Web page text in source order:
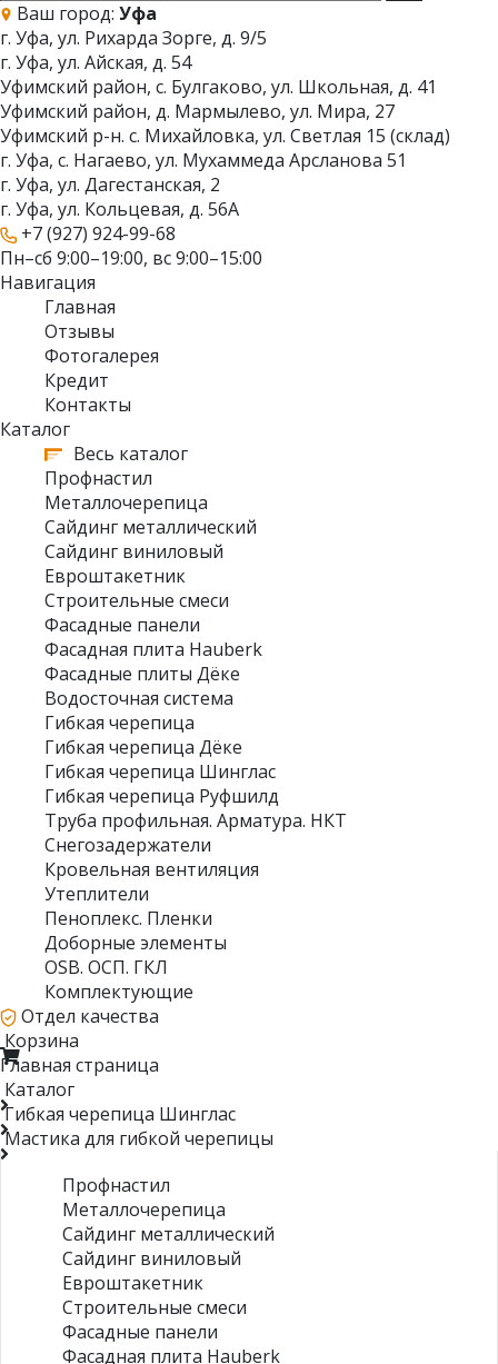
Ваш город: Уфа
г. Уфа, ул. Рихарда Зорге, д. 9/5
г. Уфа, ул. Айская, д. 54
Уфимский район, с. Булгаково, ул. Школьная, д. 41
Уфимский район, д. Мармылево, ул. Мира, 27
Уфимский р-н. с. Михайловка, ул. Светлая 15 (склад)
г. Уфа, с. Нагаево, ул. Мухаммеда Арсланова 51
г. Уфа, ул. Дагестанская, 2
г. Уфа, ул. Кольцевая, д. 56А
+7 (927) 924-99-68
Пн–сб 9:00–19:00, вс 9:00–15:00
Навигация
Главная
Отзывы
Фотогалерея
Кредит
Контакты
Каталог
Весь каталог
Профнастил
Металлочерепица
Сайдинг металлический
Сайдинг виниловый
Евроштакетник
Строительные смеси
Фасадные панели
Фасадная плита Hauberk
Фасадные плиты Дёке
Водосточная система
Гибкая черепица
Гибкая черепица Дёке
Гибкая черепица Шинглас
Гибкая черепица Руфшилд
Труба профильная. Арматура. НКТ
Снегозадержатели
Кровельная вентиляция
Утеплители
Пеноплекс. Пленки
Доборные элементы
OSB. ОСП. ГКЛ
Комплектующие
Отдел качества
Корзина
Главная страница
Каталог
Гибкая черепица Шинглас
Мастика для гибкой черепицы
Профнастил
Металлочерепица
Сайдинг металлический
Сайдинг виниловый
Евроштакетник
Строительные смеси
Фасадные панели
Фасадная плита Hauberk